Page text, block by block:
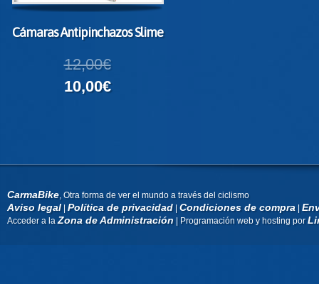
Cámaras Antipinchazos Slime
12,00€
10,00€
CarmaBike, Otra forma de ver el mundo a través del ciclismo
Aviso legal|Política de privacidad|Condiciones de compra|
Acceder a laZona de Administración| Programación web y hosting por